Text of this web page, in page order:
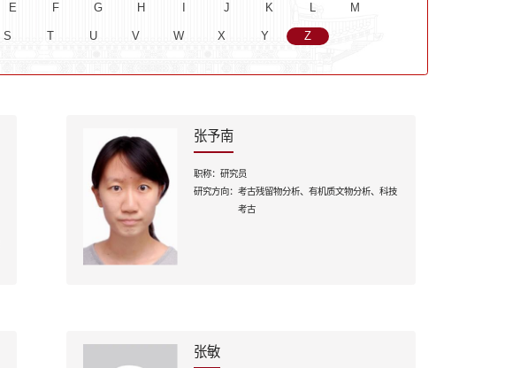
E F G H J K L M
S U V W X Y Z
张予南
职称：研究员
研究方向：考古残留物分析、有机质文物分析、科技
考古
张敏